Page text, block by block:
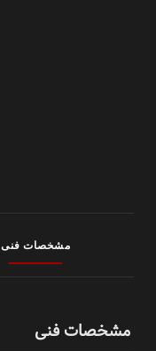
مشخصات فنی
مشخصات فنی